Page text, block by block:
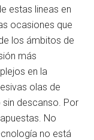
estas lineas en
ocasiones que
los ámbitos de
más
en la
olas de
descanso. Por
No
no está